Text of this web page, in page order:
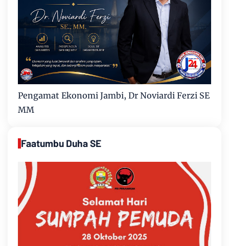
Pengamat Ekonomi Jambi, Dr Noviardi Ferzi SE
MM
Faatumbu Duha SE